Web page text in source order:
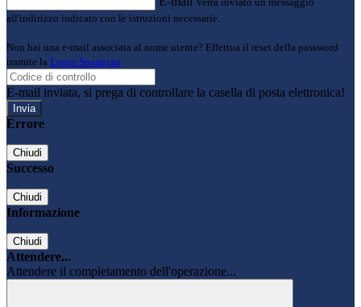
all'indirizzo indicato con le istruzioni necessarie.
Non hai una e-mail associata al nome utente? Effettua il reset della password
tramite la Login Spaggiari
E-mail inviata, si prega di controllare la casella di posta elettronica!
Errore
Chiudi
Successo
Chiudi
Informazione
Chiudi
Attendere...
Attendere il completamento dell'operazione...